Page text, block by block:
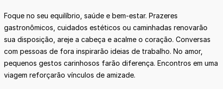
Foque no seu equilíbrio, saúde e bem-estar. Prazeres
gastronômicos, cuidados estéticos ou caminhadas renovarão
sua disposição, areje a cabeça e acalme o coração. Conversas
com pessoas de fora inspirarão ideias de trabalho. No amor,
pequenos gestos carinhosos farão diferença. Encontros em uma
viagem reforçarão vínculos de amizade.